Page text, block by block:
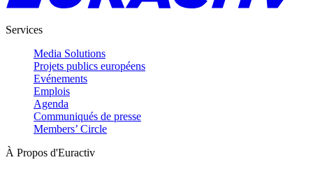
Services
Media Solutions
Projets publics européens
Evénements
Emplois
Agenda
Communiqués de presse
Members’ Circle
À Propos d'Euractiv